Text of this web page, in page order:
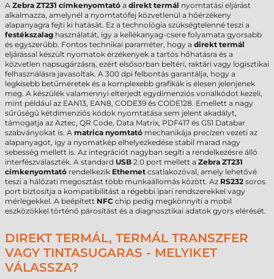
A Zebra ZT231 címkenyomtató a direkt termál nyomtatási eljárást
alkalmazza, amelynél a nyomtatófej közvetlenül a hőérzékeny
alapanyagra fejti ki hatását. Ez a technológia szükségtelenné teszi a
festékszalag használatát, így a kellékanyag-csere folyamata gyorsabb
és egyszerűbb. Fontos technikai paraméter, hogy a direkt termál
eljárással készült nyomatok érzékenyek a tartós hőhatásra és a
közvetlen napsugárzásra, ezért elsősorban beltéri, raktári vagy logisztikai
felhasználásra javasoltak. A 300 dpi felbontás garantálja, hogy a
legkisebb betűméretek és a komplexebb grafikák is élesen jelenjenek
meg. A készülék valamennyi elterjedt egydimenziós vonalkódot kezeli,
mint például az EAN13, EAN8, CODE39 és CODE128. Emellett a nagy
sűrűségű kétdimenziós kódok nyomtatása sem jelent akadályt,
támogatja az Aztec, QR Code, Data Matrix, PDF417 és GS1 Databar
szabványokat is. A matrica nyomtató mechanikája precízen vezeti az
alapanyagot, így a nyomatkép elhelyezkedése stabil marad nagy
sebesség mellett is. Az integrációt nagyban segíti a rendelkezésre álló
interfészválaszték. A standard USB 2.0 port mellett a Zebra ZT231
címkenyomtató rendelkezik Ethernet csatlakozóval, amely lehetővé
teszi a hálózati megosztást több munkaállomás között. Az RS232 soros
port biztosítja a kompatibilitást a régebbi ipari rendszerekkel vagy
mérlegekkel. A beépített NFC chip pedig megkönnyíti a mobil
eszközökkel történő párosítást és a diagnosztikai adatok gyors elérését.
DIREKT TERMÁL, TERMÁL TRANSZFER
VAGY TINTASUGARAS - MELYIKET
VÁLASSZA?